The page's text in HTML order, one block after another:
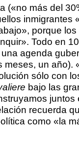
(«no más del
inmigrantes
porque
Todo en
una agenda
meses, un año).
sólo con
bajo las
juntos
recuerda
como «la